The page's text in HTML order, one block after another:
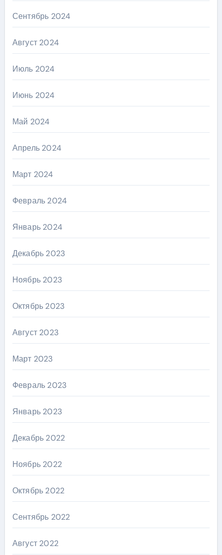
Сентябрь 2024
Август 2024
Июль 2024
Июнь 2024
Май 2024
Апрель 2024
Март 2024
Февраль 2024
Январь 2024
Декабрь 2023
Ноябрь 2023
Октябрь 2023
Август 2023
Март 2023
Февраль 2023
Январь 2023
Декабрь 2022
Ноябрь 2022
Октябрь 2022
Сентябрь 2022
Август 2022